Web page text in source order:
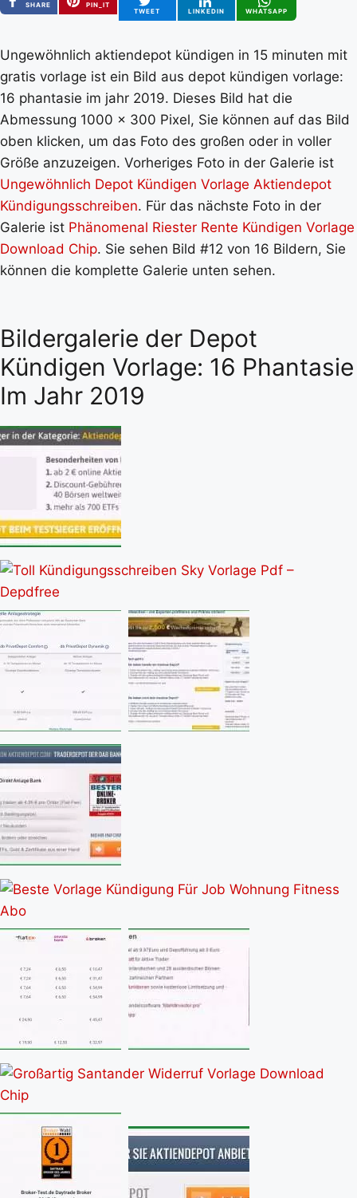
SHARE
PIN_IT
TWEET
LINKEDIN WHATSAPP
Ungewöhnlich aktiendepot kündigen in 15 minuten mit
gratis vorlage ist ein Bild aus depot kündigen vorlage:
16 phantasie im jahr 2019. Dieses Bild hat die
Abmessung 1000 x 300 Pixel, Sie können auf das Bild
oben klicken, um das Foto des großen oder in voller
Größe anzuzeigen. Vorheriges Foto in der Galerie ist
Ungewöhnlich Depot Kündigen Vorlage Aktiendepot
Kündigungsschreiben. Für das nächste Foto in der
Galerie ist Phänomenal Riester Rente Kündigen Vorlage
Download Chip. Sie sehen Bild #12 von 16 Bildern, Sie
können die komplette Galerie unten sehen.
Bildergalerie der Depot
Kündigen Vorlage: 16 Phantasie
Im Jahr 2019